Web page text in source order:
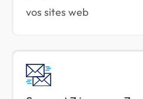
vos sites web